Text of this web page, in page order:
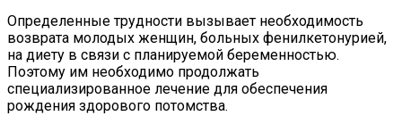
Определенные трудности вызывает необходимость
возврата молодых женщин, больных фенилкетонурией,
на диету в связи с планируемой беременностью.
Поэтому им необходимо продолжать
специализированное лечение для обеспечения
рождения здорового потомства.